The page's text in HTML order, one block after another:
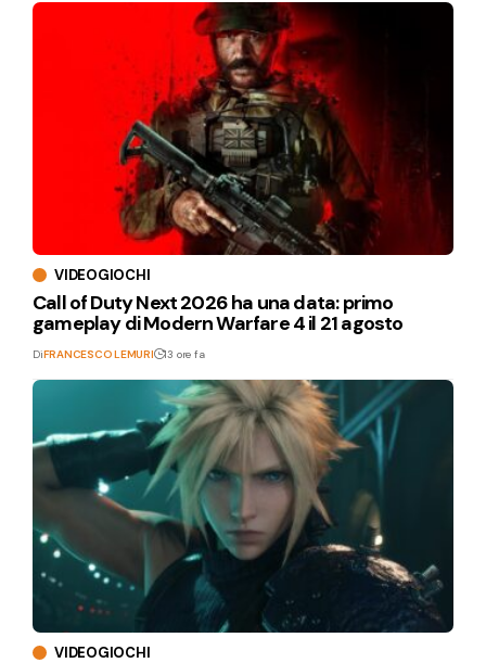
VIDEOGIOCHI
Call of Duty Next 2026 ha una data: primo
gameplay di Modern Warfare 4 il 21 agosto
DiFRANCESCO LEMURI 13 ore fa
VIDEOGIOCHI